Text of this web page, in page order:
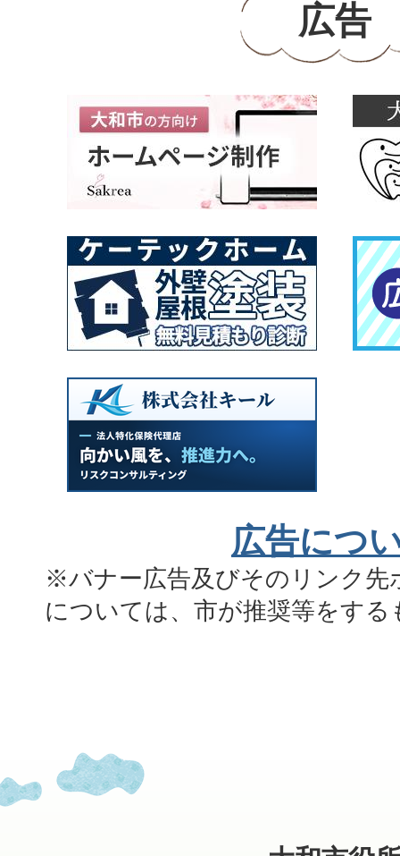
広告
広告につ
※バナー広告及びそのリンク先
については、市が推奨等をす